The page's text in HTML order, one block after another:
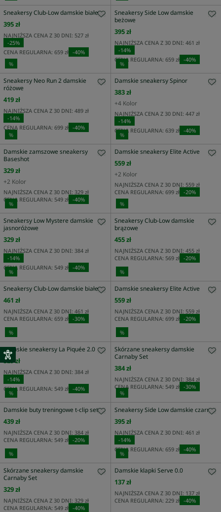
Sneakersy Club-Low damskie białe
395 zł
NAJNIŻSZA CENA Z 30 DNI: 527 zł
-25%
CENA REGULARNA: 659 zł -40%
Sneakersy Side Low damskie
beżowe
395 zł
NAJNIŻSZA CENA Z 30 DNI: 461 zł
-14%
CENA REGULARNA: 659 zł -40%
%
Sneakersy Neo Run 2 damskie
różowe
419 zł
NAJNIŻSZA CENA Z 30 DNI: 489 zł
-14%
CENA REGULARNA: 699 zł -40%
%
Damskie sneakersy Spinor
383 zł
+4 Kolor
NAJNIŻSZA CENA Z 30 DNI: 447 zł
-14%
CENA REGULARNA: 639 zł -40%
%
Damskie zamszowe sneakersy
Baseshot
329 zł
+2 Kolor
NAJNIŻSZA CENA Z 30 DNI: 329 zł
CENA REGULARNA: 549 zł -40%
%
Damskie sneakersy Elite Active
559 zł
+2 Kolor
NAJNIŻSZA CENA Z 30 DNI: 559 zł
CENA REGULARNA: 699 zł -20%
%
Sneakersy Low Mystere damskie
jasnoróżowe
329 zł
NAJNIŻSZA CENA Z 30 DNI: 384 zł
-14%
CENA REGULARNA: 549 zł -40%
%
Sneakersy Club-Low damskie
brązowe
455 zł
NAJNIŻSZA CENA Z 30 DNI: 455 zł
CENA REGULARNA: 569 zł -20%
%
Sneakersy Club-Low damskie białe
461 zł
NAJNIŻSZA CENA Z 30 DNI: 461 zł
CENA REGULARNA: 659 zł -30%
%
Damskie sneakersy Elite Active
559 zł
NAJNIŻSZA CENA Z 30 DNI: 559 zł
CENA REGULARNA: 699 zł -20%
%
Damskie sneakersy La Piquée 2.0
329 zł
NAJNIŻSZA CENA Z 30 DNI: 384 zł
-14%
CENA REGULARNA: 549 zł -40%
%
Skórzane sneakersy damskie
Carnaby Set
384 zł
NAJNIŻSZA CENA Z 30 DNI: 384 zł
CENA REGULARNA: 549 zł -30%
%
Damskie buty treningowe t-clip set
439 zł
NAJNIŻSZA CENA Z 30 DNI: 384 zł
CENA REGULARNA: 549 zł -20%
%
Sneakersy Side Low damskie czarne
395 zł
NAJNIŻSZA CENA Z 30 DNI: 461 zł
-14%
CENA REGULARNA: 659 zł -40%
%
Skórzane sneakersy damskie
Carnaby Set
329 zł
NAJNIŻSZA CENA Z 30 DNI: 329 zł
CENA REGULARNA: 549 zł -40%
%
Damskie klapki Serve 0.0
137 zł
NAJNIŻSZA CENA Z 30 DNI: 137 zł
CENA REGULARNA: 229 zł -40%